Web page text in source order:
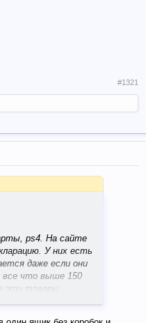
#1321
ps4. На сайте
У них есть
даже если они
все что выше 150
эти товары